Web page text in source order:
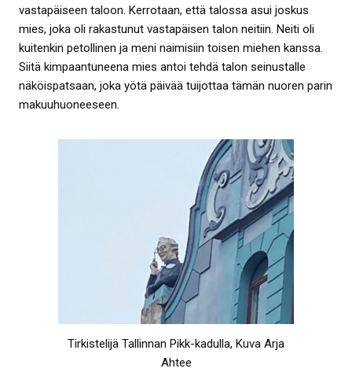
vastapäiseen taloon. Kerrotaan, että talossa asui joskus
mies, joka oli rakastunut vastapäisen talon neitiin. Neiti oli
kuitenkin petollinen ja meni naimisiin toisen miehen kanssa.
Siitä kimpaantuneena mies antoi tehdä talon seinustalle
näköispatsaan, joka yötä päivää tuijottaa tämän nuoren parin
makuuhuoneeseen.
Tirkistelijä Tallinnan Pikk-kadulla, Kuva Arja
Ahtee